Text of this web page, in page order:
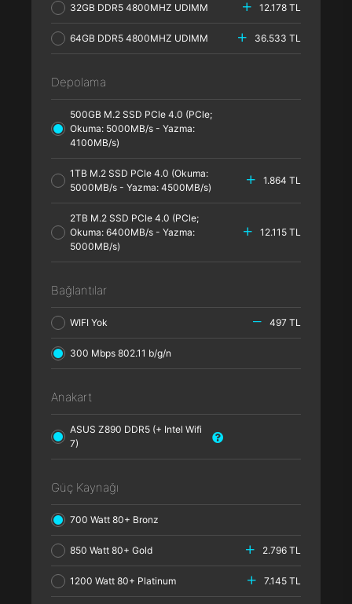
32GB DDR5 4800MHZ UDIMM 12.178 TL
64GB DDR5 4800MHZ UDIMM 36.533 TL
Depolama
500GB M.2 SSD PCle 4.0 (PCle;
Okuma: 5000MB/s - Yazma:
4100MB/s)
1TB M.2 SSD PCle 4.0 (Okuma:
5000MB/s - Yazma: 4500MB/s)
1.864 TL
2TB M.2 SSD PCle 4.0 (PCle;
Okuma: 6400MB/s - Yazma:
5000MB/s)
12.115 TL
Bağlantılar
WIFI Yok 497 TL
300 Mbps 802.11 b/g/n
Anakart
ASUS Z890 DDR5 (+ Intel Wifi
7)
Güç Kaynağı
700 Watt 80+ Bronz
850 Watt 80+ Gold 2.796 TL
1200 Watt 80+ Platinum 7.145 TL